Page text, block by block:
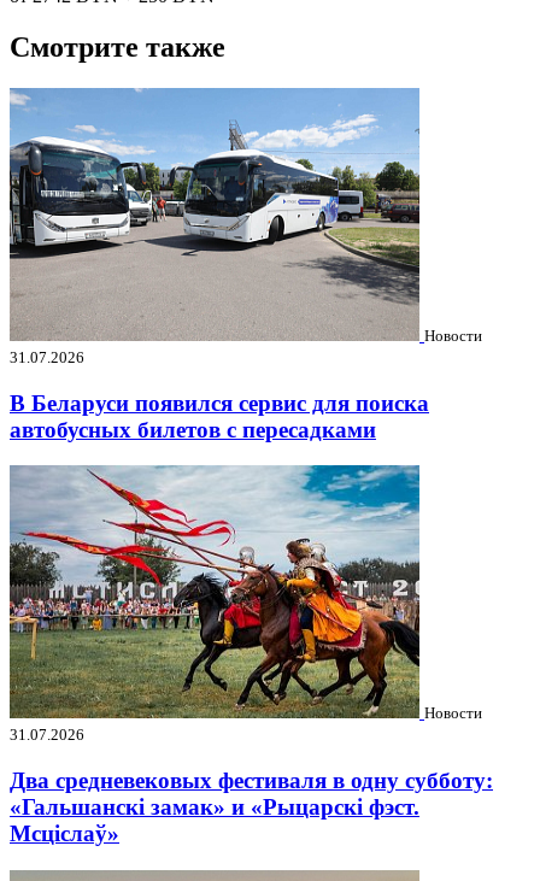
Смотрите также
Новости
31.07.2026
В Беларуси появился сервис для поиска
автобусных билетов с пересадками
Новости
31.07.2026
Два средневековых фестиваля в одну субботу:
«Гальшанскі замак» и «Рыцарскі фэст.
Мсціслаў»